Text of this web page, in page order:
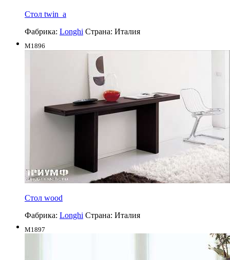
Стол twin_a
Фабрика: Longhi Страна: Италия
M1896
Стол wood
Фабрика: Longhi Страна: Италия
M1897